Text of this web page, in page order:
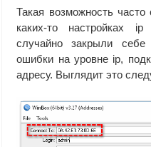
Такая возможность
каких-то настройках
случайно закрыли
ошибки на уровне ip,
адресу. Выглядит это